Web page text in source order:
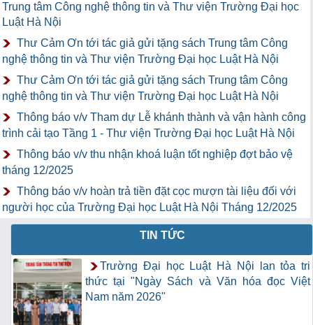
Trung tâm Công nghệ thông tin và Thư viện Trường Đại học
Luật Hà Nội
Thư Cảm Ơn tới tác giả gửi tặng sách Trung tâm Công
nghệ thông tin và Thư viện Trường Đại học Luật Hà Nội
Thư Cảm Ơn tới tác giả gửi tặng sách Trung tâm Công
nghệ thông tin và Thư viện Trường Đại học Luật Hà Nội
Thông báo v/v Tham dự Lễ khánh thành và vận hành công
trình cải tạo Tầng 1 - Thư viện Trường Đại học Luật Hà Nội
Thông báo v/v thu nhận khoá luận tốt nghiệp đợt bảo vệ
tháng 12/2025
Thông báo v/v hoàn trả tiền đặt cọc mượn tài liệu đối với
người học của Trường Đại học Luật Hà Nội Tháng 12/2025
TIN TỨC
Trường Đại học Luật Hà Nội lan tỏa tri
thức tại "Ngày Sách và Văn hóa đọc Việt
Nam năm 2026"